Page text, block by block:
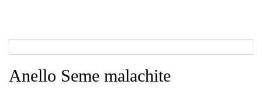
Anello Seme malachite